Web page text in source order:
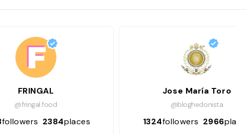
FRINGAL
@fringal.food
followers 2384places
Jose María Toro
@bloghedonista
1324followers 2966places